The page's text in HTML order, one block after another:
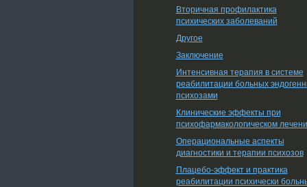
Вторичная профилактика
психических заболеваний
Другое
Заключение
Интенсивная терапия в системе
реабилитации больных
психозами
Клинические эффекты при
психофармакологическом
Операциональные аспекты
диагностики и терапии психозов
Плацебо-эффект и практика
реабилитации психически